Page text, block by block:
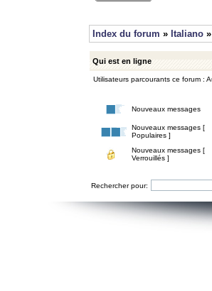
Index du forum » Italiano »
Qui est en ligne
Utilisateurs parcourants ce forum :
Nouveaux messages
Nouveaux messages [
Populaires ]
Nouveaux messages [
Verrouillés ]
Rechercher pour: